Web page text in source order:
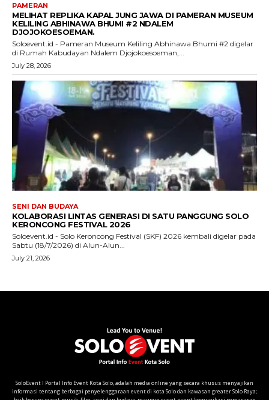
SoloEvent I Portal Info Event Kota Solo, adalah media online yang secara khusus menyajikan
informasi tentang berbagai penyelenggaraan event di kota Solo dan kawasan greater Solo Raya;